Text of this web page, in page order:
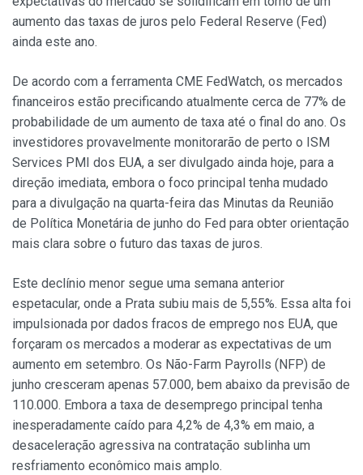
aumento das taxas de juros pelo Federal Reserve (Fed)
ainda este ano.
De acordo com a ferramenta CME FedWatch, os mercados
financeiros estão precificando atualmente cerca de 77% de
probabilidade de um aumento de taxa até o final do ano. Os
investidores provavelmente monitorarão de perto o ISM
Services PMI dos EUA, a ser divulgado ainda hoje, para a
direção imediata, embora o foco principal tenha mudado
para a divulgação na quarta-feira das Minutas da Reunião
de Política Monetária de junho do Fed para obter orientação
mais clara sobre o futuro das taxas de juros.
Este declínio menor segue uma semana anterior
espetacular, onde a Prata subiu mais de 5,55%. Essa alta foi
impulsionada por dados fracos de emprego nos EUA, que
forçaram os mercados a moderar as expectativas de um
aumento em setembro. Os Não-Farm Payrolls (NFP) de
junho cresceram apenas 57.000, bem abaixo da previsão de
110.000. Embora a taxa de desemprego principal tenha
inesperadamente caído para 4,2% de 4,3% em maio, a
desaceleração agressiva na contratação sublinha um
resfriamento econômico mais amplo.